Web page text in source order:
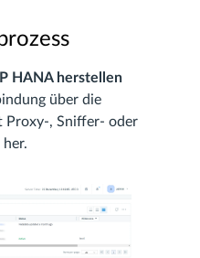
HANA herstellen
über die
Proxy-, Sniffer- oder